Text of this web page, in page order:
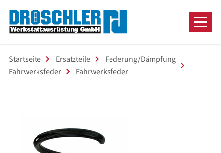
Startseite Ersatzteile
Federung/Dämpfung
Fahrwerksfeder
Fahrwerksfeder